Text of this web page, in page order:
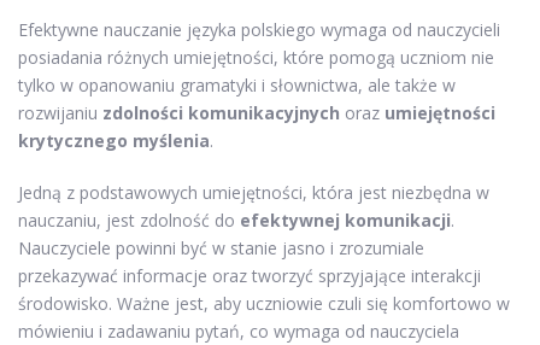
Efektywne nauczanie języka polskiego wymaga od nauczycieli
posiadania różnych umiejętności, które pomogą uczniom nie
tylko w opanowaniu gramatyki i słownictwa, ale także w
rozwijaniu zdolności komunikacyjnych oraz umiejętności
krytycznego myślenia.
Jedną z podstawowych umiejętności, która jest niezbędna w
nauczaniu, jest zdolność do efektywnej komunikacji.
Nauczyciele powinni być w stanie jasno i zrozumiale
przekazywać informacje oraz tworzyć sprzyjające interakcji
środowisko. Ważne jest, aby uczniowie czuli się komfortowo w
mówieniu i zadawaniu pytań, co wymaga od nauczyciela